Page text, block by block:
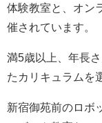
体験教室と、オン
催されています。
満5歳以上、年長
たカリキュラムを
新宿御苑前のロボ